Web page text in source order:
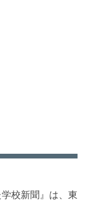
校新聞』は、東